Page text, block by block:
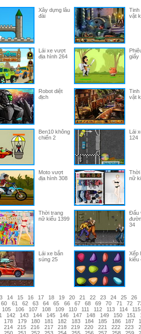
Xây dựng lâu
đài
Tinh
vật
Lái xe vượt
địa hình 264
giấy
Robot diệt
địch
Tinh
vật
Ben10 không
chiến 2
Lái
124
Moto vượt
địa hình 308
Thời
nữ
Thời trang
nữ kiểu 1399
Đấu
34
Lái xe bắn
súng 25
Xếp
kiểu
14 15 16 17 18 19 20 21 22 23 24 25 26
60 61 62 63 64 65 66 67 68 69 70 71 72
105 106 107 108 109 110 111 112 113 114 115
142 143 144 145 146 147 148 149 150 151
178 179 180 181 182 183 184 185 186 187
214 215 216 217 218 219 220 221 222 223